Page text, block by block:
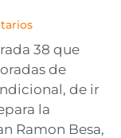
38 que
de
de ir
la
Ramon Besa,